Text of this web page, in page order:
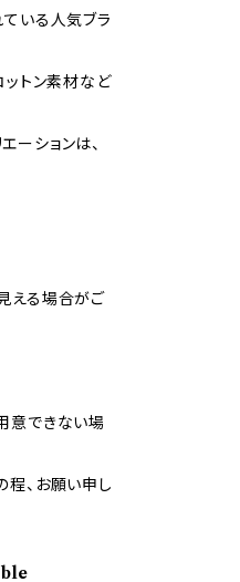
ている人気ブラ
ットン素材など
ーションは、
える場合がご
意できない場
程、お願い申し